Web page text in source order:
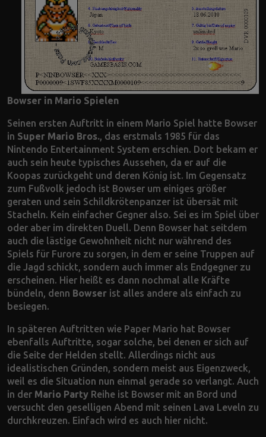
Bowser in Mario Spielen
Seinen ersten Auftritt in einem Mario Spiel hatte Bowser
in Super Mario Bros., das erstmals 1985 für das
Nintendo Entertainment System erschien. Dort bekam er
auch sein heute typisches Aussehen, da er auf die
Koopas zurückgeht und deren König ist. Im Gegensatz
zum Fußvolk jedoch ist Bowser um einiges größer
geraten und sein Schildkrötenpanzer ist übersät mit
Stacheln. Kein einfacher Gegner also. Sei es im Spiel über
oder aber im direkten Duell. Denn Bowser hat seitdem
auch die lästige Gewohnheit nicht nur während des
Spiels für Furore zu sorgen, in dem er seine Truppen auf
die Jagd schickt, sondern auch immer als Endgegner zu
erscheinen. Hier heißt es dann nochmal alle Kräfte
bündeln, denn Bowser ist alles andere als einfach zu
besiegen.
In späteren Auftritten wie Paper Mario hat Bowser
ebenfalls Auftritte, sogar solche, bei denen er sich auf
die Seite der Helden stellt. Allerdings nicht aus
idealistischen Gründen, sondern meist aus Eigenzweck,
weil es die Situation nun einmal gerade so verlangt. Auch
in der Mario Party Reihe ist Bowser mit an Bord und
versucht den geselligen Abend mit seinen Lava Leveln zu
durchkreuzen. Einfach wird es auch hier nicht.